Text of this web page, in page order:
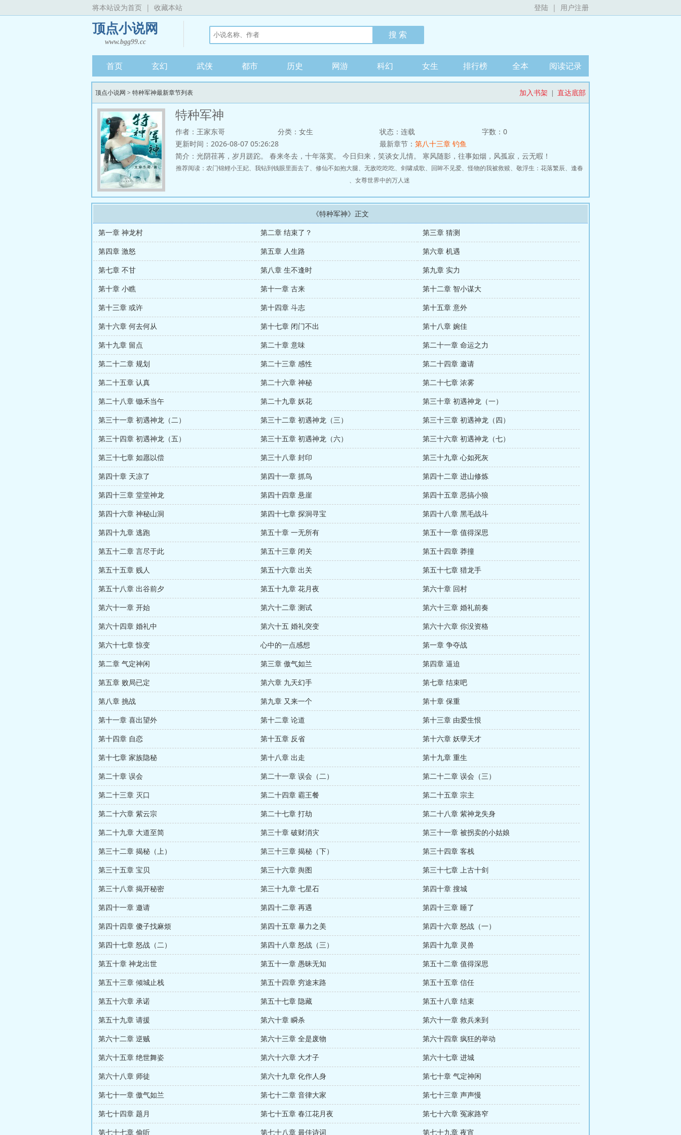
将本站设为首页 | 收藏本站 登陆 | 用户注册
顶点小说网
www.bgg99.cc
首页 玄幻 武侠 都市 历史 网游 科幻 女生 排行榜 全本 阅读记录
顶点小说网 > 特种军神最新章节列表 加入书架 | 直达底部
特种军神
作者：王家东哥 分类：女生 状态：连载
字数：0
更新时间：2026-08-07 05:26:28
最新章节： 第八十三章 钓鱼
简介： 光阴荏苒，岁月蹉跎。 春来冬去，十年落寞。 今日归来，笑谈女儿情。 寒风随影，往事如烟，风孤寂，云无暇！
推荐阅读： 农门锦鲤小王妃、 我钻到钱眼里面去了、 修仙不如抱大腿、 无敌吃吃吃、 剑啸成歌、 回眸不见爱、怪物的我被救赎、 敬浮生：花落繁辰、 逢春
、 女尊世界中的万人迷
《特种军神》正文
第一章 神龙村
第二章 结束了？
第三章 猜测
第四章 激怒
第五章 人生路
第六章 机遇
第七章 不甘
第八章 生不逢时
第九章 实力
第十章 小瞧
第十一章 古来
第十二章 智小谋大
第十三章 或许
第十四章 斗志
第十五章 意外
第十六章 何去何从
第十七章 闭门不出
第十八章 婉佳
第十九章 留点
第二十章 意味
第二十一章 命运之力
第二十二章 规划
第二十三章 感性
第二十四章 邀请
第二十五章 认真
第二十六章 神秘
第二十七章 浓雾
第二十八章 锄禾当午
第二十九章 妖花
第三十章 初遇神龙（一）
第三十一章 初遇神龙（二）
第三十二章 初遇神龙（三）
第三十三章 初遇神龙（四）
第三十四章 初遇神龙（五）
第三十五章 初遇神龙（六）
第三十六章 初遇神龙（七）
第三十七章 如愿以偿
第三十八章 封印
第三十九章 心如死灰
第四十章 天凉了
第四十一章 抓鸟
第四十二章 进山修炼
第四十三章 堂堂神龙
第四十四章 悬崖
第四十五章 恶搞小狼
第四十六章 神秘山洞
第四十七章 探洞寻宝
第四十八章 黑毛战斗
第四十九章 逃跑
第五十章 一无所有
第五十一章 值得深思
第五十二章 言尽于此
第五十三章 闭关
第五十四章 莽撞
第五十五章 贱人
第五十六章 出关
第五十七章 猎龙手
第五十八章 出谷前夕
第五十九章 花月夜
第六十章 回村
第六十一章 开始
第六十二章 测试
第六十三章 婚礼前奏
第六十四章 婚礼中
第六十五 婚礼突变
第六十六章 你没资格
第六十七章 惊变
心中的一点感想
第一章 争夺战
第二章 气定神闲
第三章 傲气如兰
第四章 逼迫
第五章 败局已定
第六章 九天幻手
第七章 结束吧
第八章 挑战
第九章 又来一个
第十章 保重
第十一章 喜出望外
第十二章 论道
第十三章 由爱生恨
第十四章 自恋
第十五章 反省
第十六章 妖孽天才
第十七章 家族隐秘
第十八章 出走
第十九章 重生
第二十章 误会
第二十一章 误会（二）
第二十二章 误会（三）
第二十三章 灭口
第二十四章 霸王餐
第二十五章 宗主
第二十六章 紫云宗
第二十七章 打劫
第二十八章 紫神龙失身
第二十九章 大道至简
第三十章 破财消灾
第三十一章 被拐卖的小姑娘
第三十二章 揭秘（上）
第三十三章 揭秘（下）
第三十四章 客栈
第三十五章 宝贝
第三十六章 舆图
第三十七章 上古十剑
第三十八章 揭开秘密
第三十九章 七星石
第四十章 搜城
第四十一章 邀请
第四十二章 再遇
第四十三章 睡了
第四十四章 傻子找麻烦
第四十五章 暴力之美
第四十六章 怒战（一）
第四十七章 怒战（二）
第四十八章 怒战（三）
第四十九章 灵兽
第五十章 神龙出世
第五十一章 愚昧无知
第五十二章 值得深思
第五十三章 倾城止栈
第五十四章 穷途末路
第五十五章 信任
第五十六章 承诺
第五十七章 隐藏
第五十八章 结束
第五十九章 请援
第六十章 瞬杀
第六十一章 救兵来到
第六十二章 逆贼
第六十三章 全是废物
第六十四章 疯狂的举动
第六十五章 绝世舞姿
第六十六章 大才子
第六十七章 进城
第六十八章 师徒
第六十九章 化作人身
第七十章 气定神闲
第七十一章 傲气如兰
第七十二章 音律大家
第七十三章 声声慢
第七十四章 题月
第七十五章 春江花月夜
第七十六章 冤家路窄
第七十七章 偷听
第七十八章 最佳诗词 第七十九章 夜宵